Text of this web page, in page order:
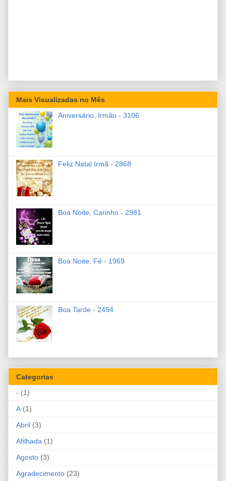
Mais Visualizadas no Mês
Aniversário, Irmão - 3106
Feliz Natal Irmã - 2868
Boa Noite, Carinho - 2981
Boa Noite, Fé - 1969
Boa Tarde - 2454
Categorias
- (1)
A (1)
Abril (3)
Afilhada (1)
Agosto (3)
Agradecimento (23)